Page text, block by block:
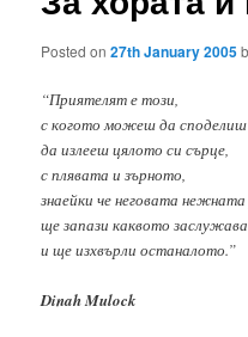
Posted on27th January 2005
“Приятелят е този,
с когото можеш да споделиш
да излееш цялото си сърце,
с плявата и зърното,
знаейки че неговата
ще запази каквото
и ще изхвърли останалото.”
Dinah Mulock